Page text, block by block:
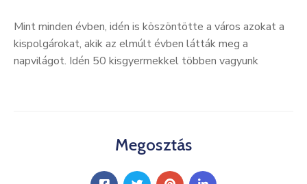
Kultúra
Keresés
Mint minden évben, idén is köszöntötte a város azokat a
kispolgárokat, akik az elmúlt évben látták meg a
napvilágot. Idén 50 kisgyermekkel többen vagyunk
Megosztás